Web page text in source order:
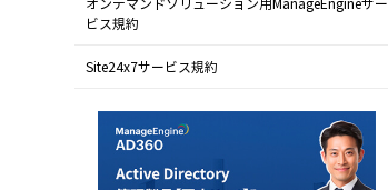
ビス規約
Site24x7サービス規約